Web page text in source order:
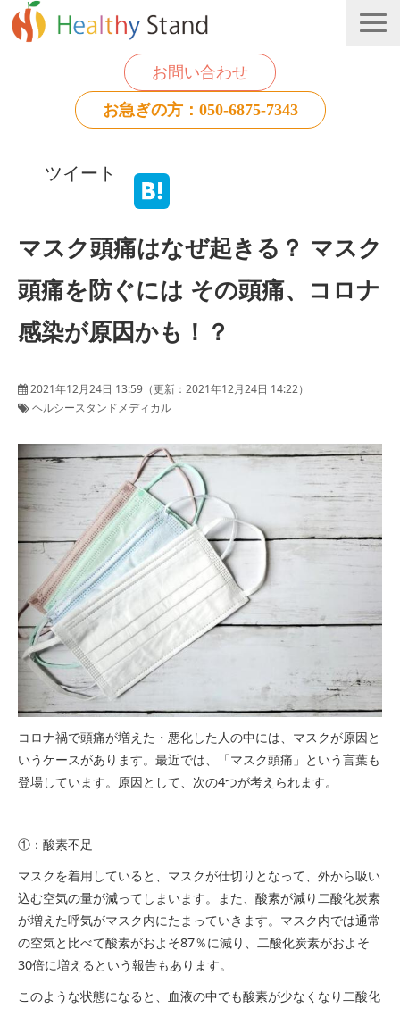
お問い合わせ
お急ぎの方：050-6875-7343
個人のお客様
ツイート
マスク頭痛はなぜ起きる？ マスク
頭痛を防ぐには その頭痛、コロナ
感染が原因かも！？
2021年12月24日 13:59 （更新： 2021年12月24日 14:22）
ヘルシースタンドメディカル
コロナ禍で頭痛が増えた・悪化した人の中には、マスクが原因と
いうケースがあります。最近では、「マスク頭痛」という言葉も
登場しています。原因として、次の4つが考えられます。
①：酸素不足
マスクを着用していると、マスクが仕切りとなって、外から吸い
込む空気の量が減ってしまいます。また、酸素が減り二酸化炭素
が増えた呼気がマスク内にたまっていきます。マスク内では通常
の空気と比べて酸素がおよそ87％に減り、二酸化炭素がおよそ
30倍に増えるという報告もあります。
このような状態になると、血液の中でも酸素が少なくなり二酸化